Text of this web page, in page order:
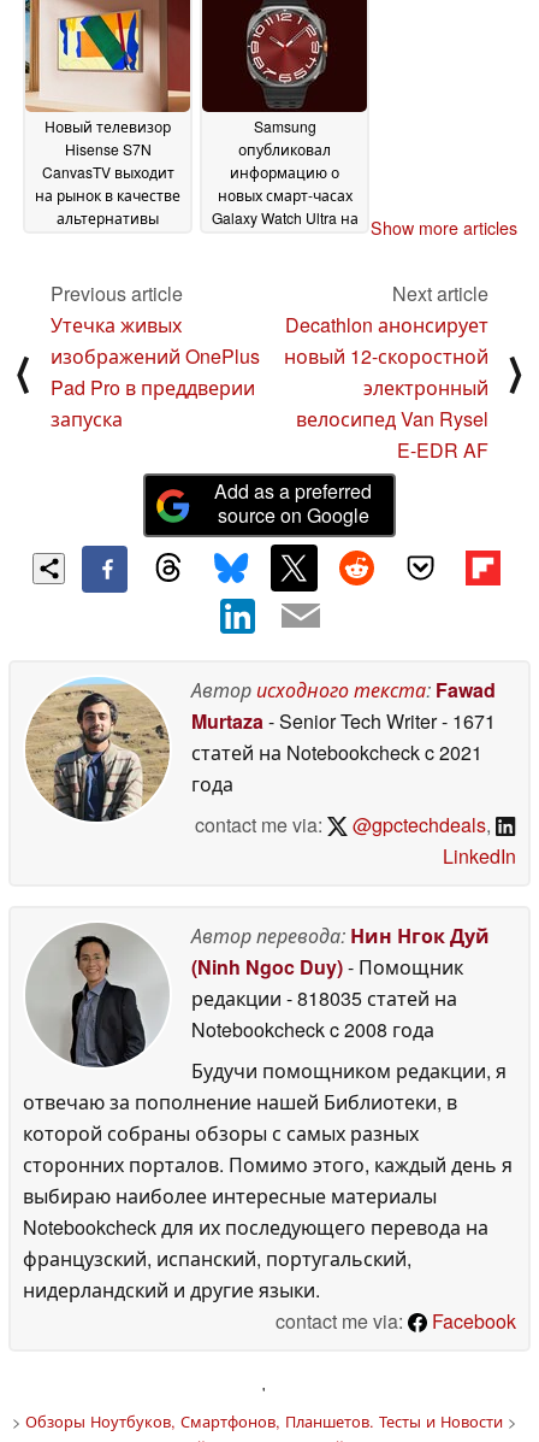
дизайне
Новый телевизор
Hisense S7N
CanvasTV выходит
на рынок в качестве
альтернативы
Samsung
опубликовал
информацию о
новых смарт-часах
Galaxy Watch Ultra на
Show more articles
⟨
Previous article
Утечка живых
изображений OnePlus
Pad Pro в преддверии
запуска
Next article
Decathlon анонсирует
новый 12-скоростной
электронный
велосипед Van Rysel
E-EDR AF
⟩
Add as a preferred
source on Google
Авторисходного текста: Fawad
Murtaza - Senior Tech Writer- 1671
статей на Notebookcheckc 2021
года
contact me via:
@gpctechdeals,
LinkedIn
Автор перевода: Нин Нгок Дуй
(Ninh Ngoc Duy)- Помощник
редакции - 818035 статей на
Notebookcheckc 2008 года
Будучи помощником редакции, я
отвечаю за пополнение нашей Библиотеки, в
которой собраны обзоры с самых разных
сторонних порталов. Помимо этого, каждый день я
выбираю наиболее интересные материалы
Notebookcheck для их последующего перевода на
французский, испанский, португальский,
нидерландский и другие языки.
contact me via:
Facebook
'
> Обзоры Ноутбуков, Смартфонов, Планшетов. Тесты и Новости>